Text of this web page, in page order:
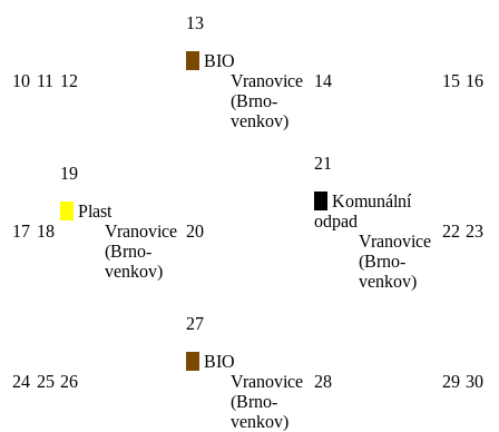
10 11 12
13
BIO
Vranovice
(Brno-
venkov)
14 15 16
17 18
19
Plast
Vranovice
(Brno-
venkov)
20
21
Komunální
odpad
Vranovice
(Brno-
venkov)
22 23
24 25 26
27
BIO
Vranovice
(Brno-
venkov)
28 29 30